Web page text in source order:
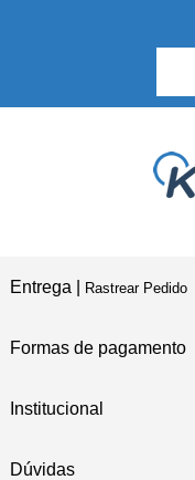
no
Entrega | Rastrear Pedido
Formas de pagamento
Institucional
Dúvidas